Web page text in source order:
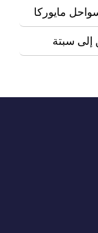
إلى سبتة